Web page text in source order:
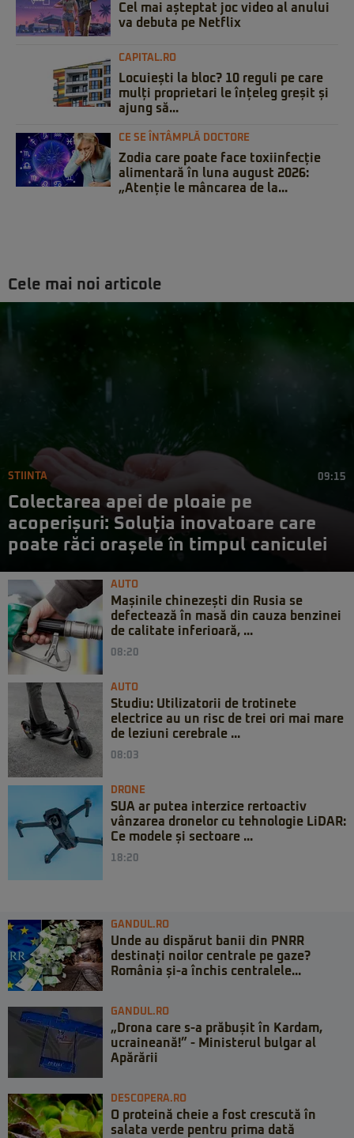
Cel mai așteptat joc video al anului
va debuta pe Netflix
CAPITAL.RO
Locuiești la bloc? 10 reguli pe care
mulți proprietari le înțeleg greșit și
ajung să...
CE SE ÎNTÂMPLĂ DOCTORE
Zodia care poate face toxiinfecție
alimentară în luna august 2026:
„Atenție le mâncarea de la...
Cele mai noi articole
STIINTA 09:15
Colectarea apei de ploaie pe
acoperișuri: Soluția inovatoare care
poate răci orașele în timpul caniculei
AUTO
Mașinile chinezești din Rusia se
defectează în masă din cauza benzinei
de calitate inferioară, ...
08:20
AUTO
Studiu: Utilizatorii de trotinete
electrice au un risc de trei ori mai mare
de leziuni cerebrale ...
08:03
DRONE
SUA ar putea interzice rertoactiv
vânzarea dronelor cu tehnologie LiDAR:
Ce modele și sectoare ...
18:20
GANDUL.RO
Unde au dispărut banii din PNRR
destinați noilor centrale pe gaze?
România și-a închis centralele...
GANDUL.RO
„Drona care s-a prăbușit în Kardam,
ucraineană!” - Ministerul bulgar al
Apărării
DESCOPERA.RO
O proteină cheie a fost crescută în
salata verde pentru prima dată